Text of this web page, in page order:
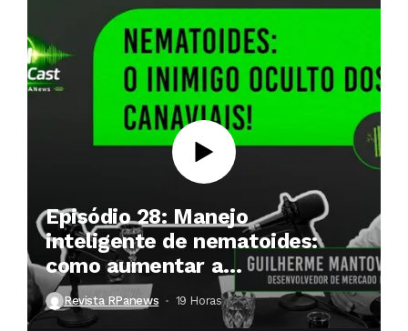
Episódio 28: Manejo
inteligente de nematoides:
como aumentar a
produtividade das soqueiras?
Revista RPanews 19 Horas ⁮